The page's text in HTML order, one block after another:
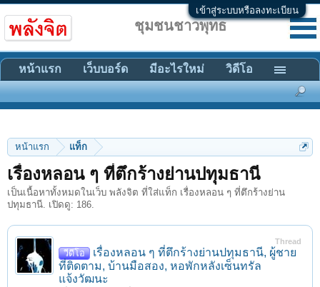
เข้าสู่ระบบหรือลงทะเบียน
หน้าแรก แท็ก
เรื่องหลอน ๆ ที่ตึกร้างย่านปทุมธานี
เป็นเนื้อหาทั้งหมดในเว็บ พลังจิต ที่ใส่แท็ก เรื่องหลอน ๆ ที่ตึกร้างย่าน
ปทุมธานี. เปิดดู: 186.
Thread
วีดีโอ
เรื่องหลอน ๆ ที่ตึกร้างย่านปทุมธานี, ผู้ชาย
ที่ติดตาม, บ้านมือสอง, หอพักหลังเซ็นทรัล
แจ้งวัฒนะ
ชุมชนชาวพุทธ
หน้าแรก เว็บบอร์ด มีอะไรใหม่ วิดีโอ